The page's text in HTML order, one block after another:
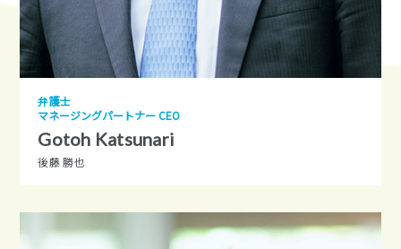
弁護士
マネージングパートナー CEO
Gotoh Katsunari
後藤 勝也